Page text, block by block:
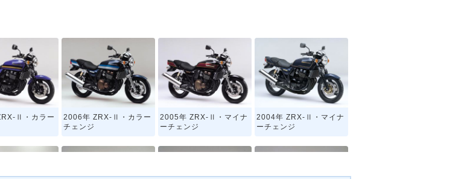
Ⅱ・カラー
2006年 ZRX-Ⅱ・カラー
チェンジ
2005年 ZRX-Ⅱ・マイナ
ーチェンジ
2004年 ZRX-Ⅱ・マイナ
ーチェンジ